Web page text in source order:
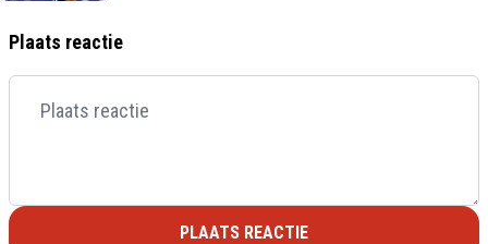
Plaats reactie
PLAATS REACTIE